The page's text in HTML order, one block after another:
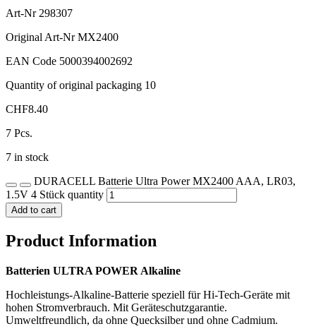
Art-Nr 298307
Original Art-NrMX2400
EAN Code 5000394002692
Quantity of original packaging 10
CHF8.40
7 Pcs.
7 in stock
DURACELL Batterie Ultra Power MX2400 AAA, LR03,
1.5V 4 Stück quantity
Add to cart
Product Information
Batterien ULTRA POWER Alkaline
Hochleistungs-Alkaline-Batterie speziell für Hi-Tech-Geräte mit
hohen Stromverbrauch. Mit Geräteschutzgarantie.
Umweltfreundlich, da ohne Quecksilber und ohne Cadmium.